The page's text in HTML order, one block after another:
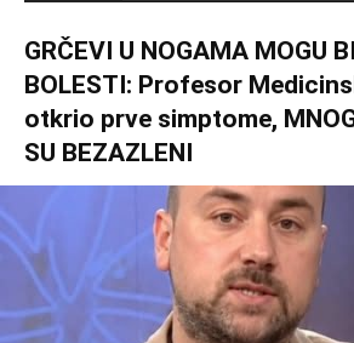
GRČEVI U NOGAMA MOGU
BOLESTI: Profesor
otkrio prve simptome,
SU BEZAZLENI